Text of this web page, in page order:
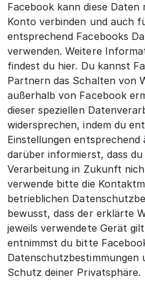
Facebook kann diese Daten
Konto verbinden und auch
entsprechend Facebooks
verwenden. Weitere
findest du hier. Du kannst
Partnern das Schalten von
außerhalb von Facebook
dieser speziellen
widersprechen, indem du
Einstellungen
darüber informierst, dass
Verarbeitung in Zukunft
verwende bitte die
betrieblichen
bewusst, dass der erklärte
jeweils verwendete Gerät
entnimmst du bitte
Datenschutzbestimmungen
Schutz deiner Privatsphäre.